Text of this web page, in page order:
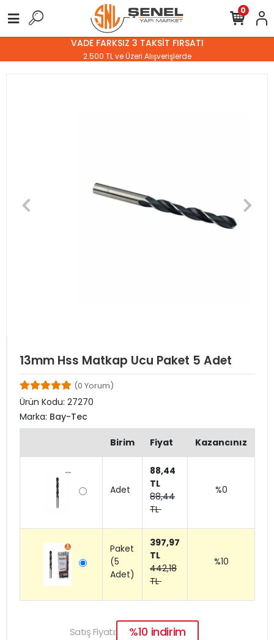
VADE FARKSIZ 3 TAKSİT FIRSATI
2.500 TL ve Üzeri Alışverişlerde
0
13mm Hss Matkap Ucu Paket 5 Adet
(0 Yorum)
Ürün Kodu: 27270
Marka: Bay-Tec
Birim Fiyat Kazancınız
Adet
88,44
TL
88,44
TL
%0
Paket
(5
Adet)
397,97
TL
442,18
TL
%10
Satış Fiyatı: %10 indirim